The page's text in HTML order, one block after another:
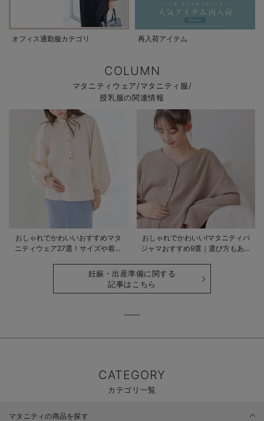
オフィス通勤服カテゴリ 再入荷アイテム
COLUMN
マタニティウェア/マタニティ服/
授乳服の関連情報
おしゃれでかわいいおすすめマタ
ニティウェア27選！サイズや着る
おしゃれでかわいい!マタニティパ
ジャマおすすめ9選｜選び方もあわ
妊娠・出産準備に関する
記事はこちら
CATEGORY
カテゴリ一覧
マタニティの商品を探す